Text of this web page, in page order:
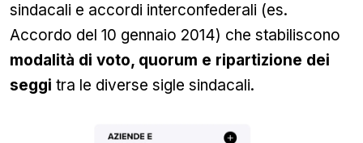
sindacali e accordi interconfederali (es.
Accordo del 10 gennaio 2014) che stabiliscono
modalità di voto, quorum e ripartizione dei
seggi tra le diverse sigle sindacali.